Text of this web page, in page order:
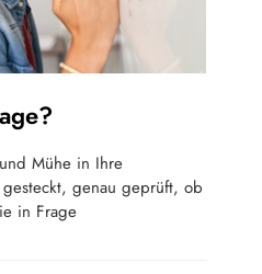
Mühe in Ihre
genau geprüft, ob
in Frage